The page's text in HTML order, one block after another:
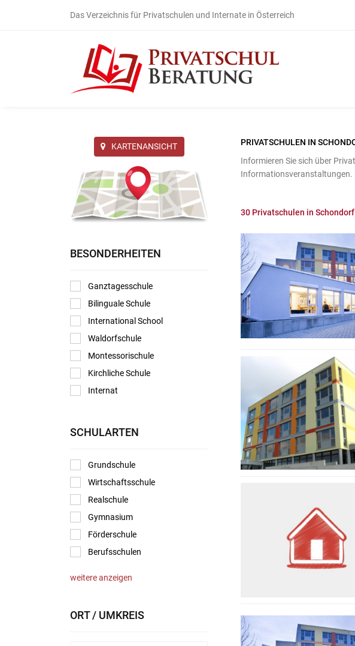
Das Verzeichnis für Privatschulen und Internate in Österreich
KARTENANSICHT
BESONDERHEITEN
Ganztagesschule
Bilinguale Schule
International School
Waldorfschule
Montessorischule
Kirchliche Schule
Internat
SCHULARTEN
Grundschule
Wirtschaftsschule
Realschule
Gymnasium
Förderschule
Berufsschulen
weitere anzeigen
ORT / UMKREIS
PRIVATSCHULEN IN
Informieren Sie sich über
Informationsveranstaltungen.
30 Privatschulen in